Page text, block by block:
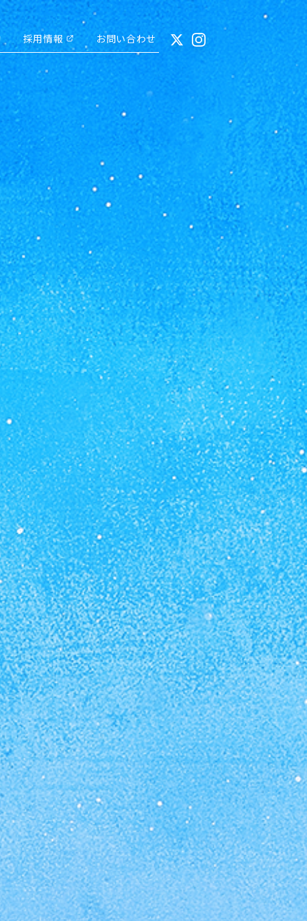
採用情報 お問い合わせ